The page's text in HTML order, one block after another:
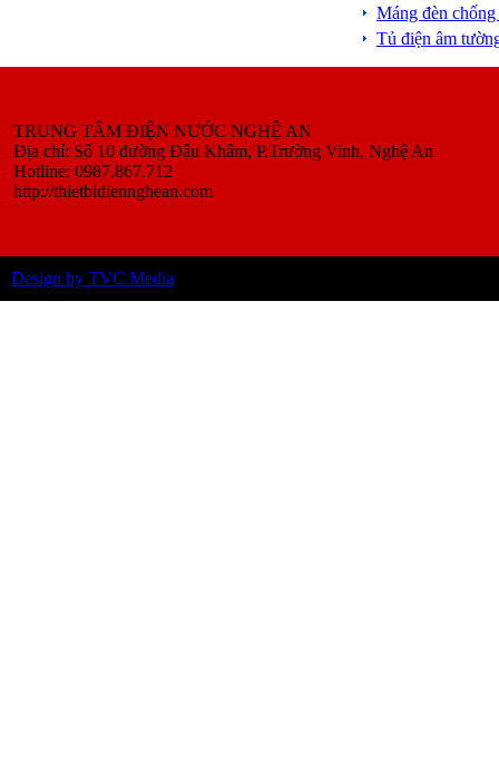
Máng đèn
Tủ điện âm
TRUNG TÂM ĐIỆN NƯỚC NGHỆ AN
Địa chỉ: Số 10 đường Đậu Khâm, P.Trường Vinh, Nghệ An
Hotline: 0987.867.712
http://thietbidiennghean.com
Design by TVC Media